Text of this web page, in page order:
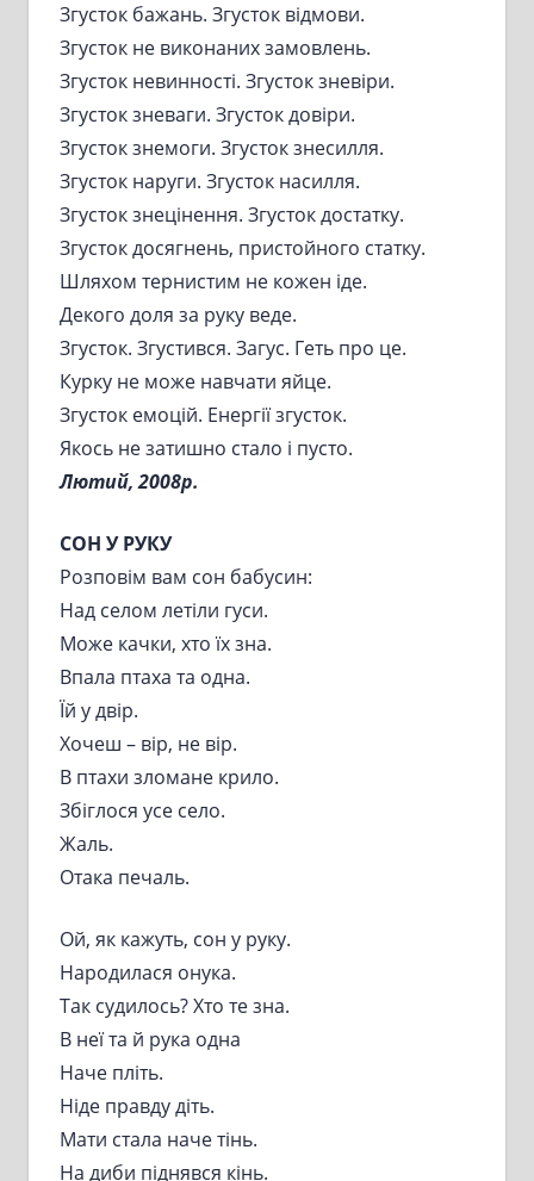
Згусток бажань. Згусток відмови.
Згусток не виконаних замовлень.
Згусток невинності. Згусток зневіри.
Згусток зневаги. Згусток довіри.
Згусток знемоги. Згусток знесилля.
Згусток наруги. Згусток насилля.
Згусток знецінення. Згусток достатку.
Згусток досягнень, пристойного статку.
Шляхом тернистим не кожен іде.
Декого доля за руку веде.
Згусток. Згустився. Загус. Геть про це.
Курку не може навчати яйце.
Згусток емоцій. Енергії згусток.
Якось не затишно стало і пусто.
Лютий, 2008р.
СОН У РУКУ
Розповім вам сон бабусин:
Над селом летіли гуси.
Може качки, хто їх зна.
Впала птаха та одна.
Їй у двір.
Хочеш – вір, не вір.
В птахи зломане крило.
Збіглося усе село.
Жаль.
Отака печаль.
Ой, як кажуть, сон у руку.
Народилася онука.
Так судилось? Хто те зна.
В неї та й рука одна
Наче пліть.
Ніде правду діть.
Мати стала наче тінь.
На диби піднявся кінь.